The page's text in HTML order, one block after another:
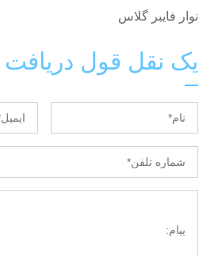
نوار فایبر گلاس
یک نقل قول دریافت